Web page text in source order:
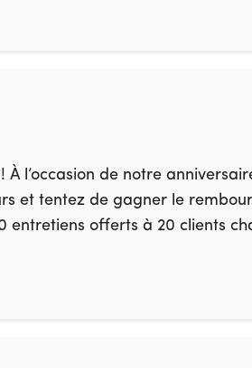
À l’occasion de notre
et tentez de gagner le
entretiens offerts à 20 clients